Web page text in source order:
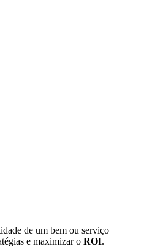
de um bem ou serviço
e maximizar o ROI.